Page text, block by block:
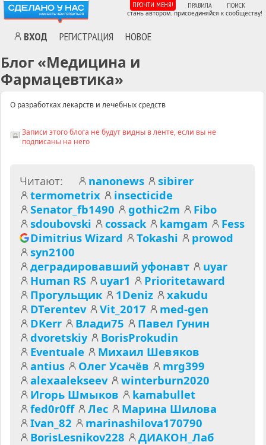
ВХОД РЕГИСТРАЦИЯ НОВОЕ
ПРОЧТИ МЕНЯ! ПРАВИЛА ПОИСК
стань автором. присоединяйся к сообществу!
Блог «Медицина и
Фармацевтика»
О разработках лекарств и лечебных средств
Записи этого блога не будут видны в ленте, если вы не
подписаны на него
Читают: nanonews
sibirer
termometrix
insecticide
Senator_fb1490
gothic2m
Fibo
sdoubovski
cossack kamgam
Fess
Dimitrius Wizard
Tokashi
prowod
syn2100
деградировавший уфонавт
uyar
Human RS
uyar1
Prioritetaward
Прогульщик
1Deniz
xakudu
DTerentev
Vit_2017
med-gen
DKerr
Влади75
Павел Гунин
dvoretskiy
BorisProkudin
Eventuale
Михаил Шевяков
antius
Олег Усачёв
mrg399
alexaalekseev
winterburn2020
Игорь Шмыков
kamabullet
fed0r0ff
Лес
Марина Шилова
Ivan_82
marinashilova170790
BorisLesnikov228
ДИАКОН_Лаб